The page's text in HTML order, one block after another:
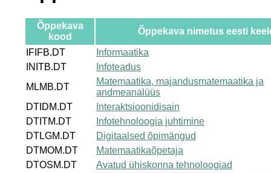
Õppekava
kood
Õppekava nimetus eesti
IFIFB.DT
Informaatika
INITB.DT
Infoteadus
MLMB.DT
Matemaatika, majandusmatemaatika ja
andmeanalüüs
DTIDM.DT
Interaktsioonidisain
DTITM.DT
Infotehnoloogia juhtimine
DTLGM.DT
Digitaalsed õpimängud
DTMOM.DT
Matemaatikaõpetaja
DTOSM.DT
Avatud ühiskonna tehnoloogiad